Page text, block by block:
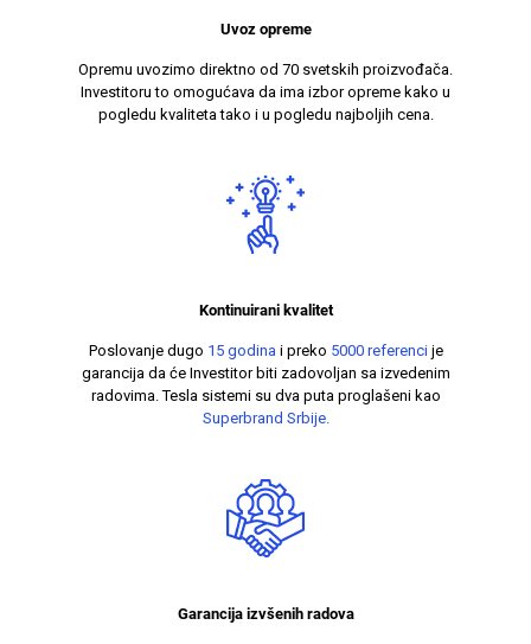
Uvoz opreme
Opremu uvozimo direktno od 70 svetskih proizvođača.
Investitoru to omogućava da ima izbor opreme kako u
pogledu kvaliteta tako i u pogledu najboljih cena.
Kontinuirani kvalitet
Poslovanje dugo 15 godina i preko 5000 referenci je
garancija da će Investitor biti zadovoljan sa izvedenim
radovima. Tesla sistemi su dva puta proglašeni kao
Superbrand Srbije.
Garancija izvšenih radova